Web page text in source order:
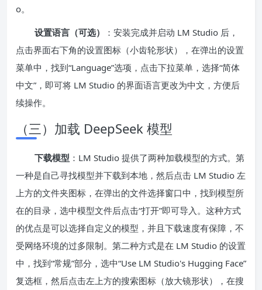
o。
设置语言（可选）
：安装完成并启动 LM Studio 后，
点击界面右下角的设置图标（小齿轮形状），在弹出的设置
菜单中，找到“Language”选项，点击下拉菜单，选择“简体
中文”，即可将 LM Studio 的界面语言更改为中文，方便后
续操作。
（三）加载 DeepSeek 模型
下载模型 ：LM Studio 提供了两种加载模型的方式。第
一种是自己寻找模型并下载到本地，然后点击 LM Studio 左
上方的文件夹图标，在弹出的文件选择窗口中，找到模型所
在的目录，选中模型文件后点击“打开”即可导入。这种方式
的优点是可以选择自定义的模型，并且下载速度有保障，不
受网络环境的过多限制。第二种方式是在 LM Studio 的设置
中，找到“常规”部分，选中“Use LM Studio's Hugging Face”
复选框，然后点击左上方的搜索图标（放大镜形状），在搜